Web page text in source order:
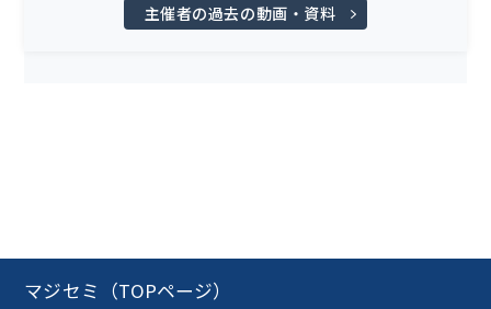
主催者の過去の動画・資料
マジセミ（TOPページ）